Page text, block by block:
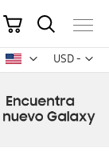
USD -
dólar
Mi carrito